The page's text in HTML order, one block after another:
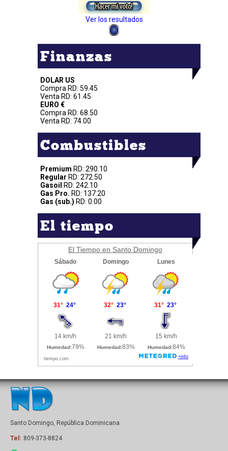
Ver los resultados
Finanzas
DOLAR US
Compra RD: 59.45
Venta RD: 61.45
EURO €
Compra RD: 68.50
Venta RD: 74.00
Combustibles
Premium RD: 290.10
Regular RD: 272.50
Gasoil
RD: 242.10
Gas Pro. RD: 137.20
Gas (sub.) RD: 0.00
El tiempo
El Tiempo en Santo Domingo
Santo Domingo, República Dominicana
Tel: 809-373-8824